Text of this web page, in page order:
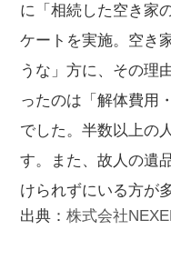
に「相続した空き家
ケートを実施。空き
うな」方に、その理
ったのは「解体費用
でした。半数以上の
す。また、故人の遺
けられずにいる方が
出典：株式会社